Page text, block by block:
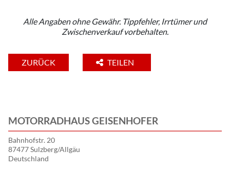
Alle Angaben ohne Gewähr. Tippfehler, Irrtümer und
Zwischenverkauf vorbehalten.
ZURÜCK TEILEN
MOTORRADHAUS GEISENHOFER
Bahnhofstr. 20
87477 Sulzberg/Allgäu
Deutschland